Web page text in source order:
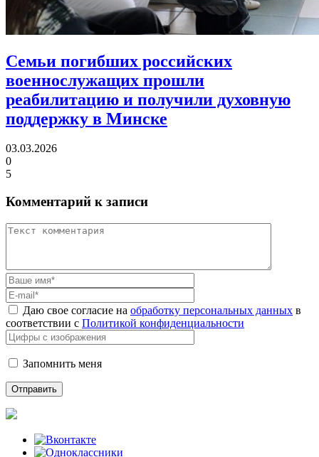
Семьи погибших российских
военнослужащих прошли
реабилитацию и получили духовную
поддержку в Минске
03.03.2026
0
5
Комментарий к записи
Даю свое согласие на обработку персональных данных в
соответствии с Политикой конфиденциальности
Запомнить меня